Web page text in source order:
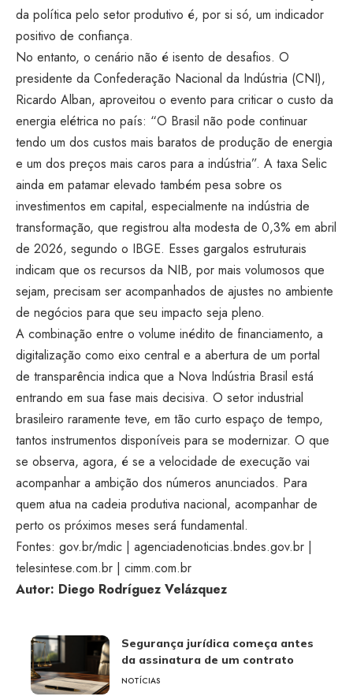
da política pelo setor produtivo é, por si só, um indicador
positivo de confiança.
No entanto, o cenário não é isento de desafios. O
presidente da Confederação Nacional da Indústria (CNI),
Ricardo Alban, aproveitou o evento para criticar o custo da
energia elétrica no país: “O Brasil não pode continuar
tendo um dos custos mais baratos de produção de energia
e um dos preços mais caros para a indústria”. A taxa Selic
ainda em patamar elevado também pesa sobre os
investimentos em capital, especialmente na indústria de
transformação, que registrou alta modesta de 0,3% em abril
de 2026, segundo o IBGE. Esses gargalos estruturais
indicam que os recursos da NIB, por mais volumosos que
sejam, precisam ser acompanhados de ajustes no ambiente
de negócios para que seu impacto seja pleno.
A combinação entre o volume inédito de financiamento, a
digitalização como eixo central e a abertura de um portal
de transparência indica que a Nova Indústria Brasil está
entrando em sua fase mais decisiva. O setor industrial
brasileiro raramente teve, em tão curto espaço de tempo,
tantos instrumentos disponíveis para se modernizar. O que
se observa, agora, é se a velocidade de execução vai
acompanhar a ambição dos números anunciados. Para
quem atua na cadeia produtiva nacional, acompanhar de
perto os próximos meses será fundamental.
Fontes: gov.br/mdic | agenciadenoticias.bndes.gov.br |
telesintese.com.br | cimm.com.br
Autor: Diego Rodríguez Velázquez
Segurança jurídica começa antes
da assinatura de um contrato
NOTÍCIAS